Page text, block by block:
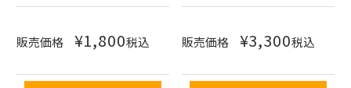
販売価格 ¥1,800税込 販売価格 ¥3,300税込